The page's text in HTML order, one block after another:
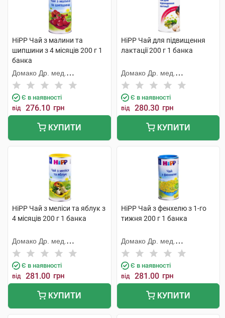
HiPP Чай з малини та
шипшини з 4 місяців 200 г 1
банка
Домако Др. мед.
Ауфдермаур АГ
Є в наявності
від 276.10 грн
КУПИТИ
HiPP Чай для підвищення
лактації 200 г 1 банка
Домако Др. мед.
Ауфдермаур АГ
Є в наявності
від 280.30 грн
КУПИТИ
HiPP Чай з меліси та яблук з
4 місяців 200 г 1 банка
Домако Др. мед.
Ауфдермаур АГ
Є в наявності
від 281.00 грн
КУПИТИ
HiPP Чай з фенхелю з 1-го
тижня 200 г 1 банка
Домако Др. мед.
Ауфдермаур АГ
Є в наявності
від 281.00 грн
КУПИТИ